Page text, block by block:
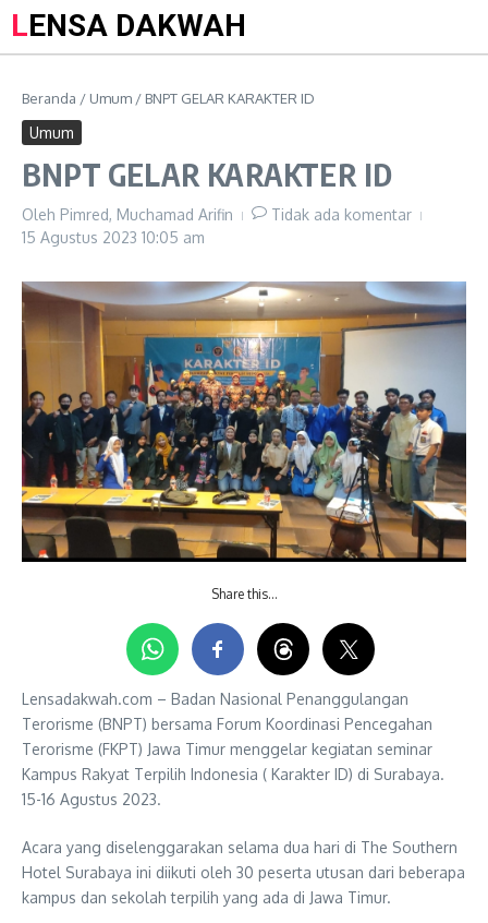
LENSA DAKWAH
Beranda / Umum / BNPT GELAR KARAKTER ID
Umum
BNPT GELAR KARAKTER ID
Oleh Pimred, Muchamad Arifin
Tidak ada komentar
15 Agustus 2023 10:05 am
Share this…
Lensadakwah.com – Badan Nasional Penanggulangan
Terorisme (BNPT) bersama Forum Koordinasi Pencegahan
Terorisme (FKPT) Jawa Timur menggelar kegiatan seminar
Kampus Rakyat Terpilih Indonesia ( Karakter ID) di Surabaya.
15-16 Agustus 2023.
Acara yang diselenggarakan selama dua hari di The Southern
Hotel Surabaya ini diikuti oleh 30 peserta utusan dari beberapa
kampus dan sekolah terpilih yang ada di Jawa Timur.